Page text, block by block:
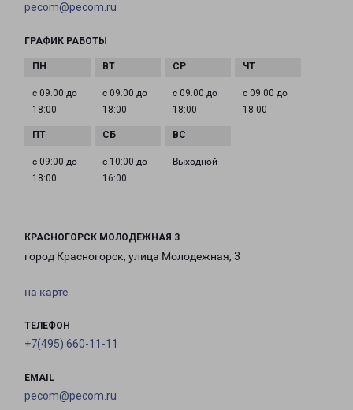
pecom@pecom.ru
ГРАФИК РАБОТЫ
с 09:00 до
18:00
с 09:00 до
18:00
с 09:00 до
18:00
с 09:00 до
18:00
с 09:00 до
18:00
с 10:00 до
16:00
Выходной
КРАСНОГОРСК МОЛОДЕЖНАЯ 3
город Красногорск, улица Молодежная, 3
на карте
ТЕЛЕФОН
+7(495) 660-11-11
EMAIL
pecom@pecom.ru